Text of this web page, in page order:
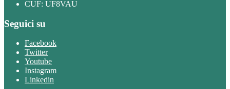
CUF: UF8VAU
Seguici su
Facebook
Twitter
Youtube
Instagram
Linkedin